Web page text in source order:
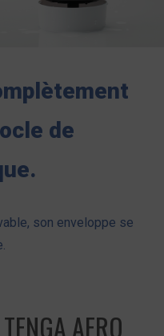
de
son enveloppe se
AERO